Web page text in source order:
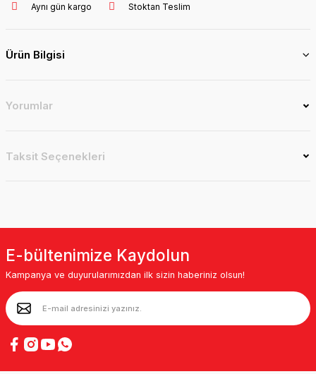
Aynı gün kargo Stoktan Teslim
Ürün Bilgisi
Yorumlar
Taksit Seçenekleri
E-bültenimize Kaydolun
Kampanya ve duyurularımızdan ilk sizin haberiniz olsun!